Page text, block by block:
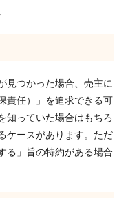
見つかった場合、売主に
責任）」を追求できる可
知っていた場合はもちろ
ケースがあります。ただ
る」旨の特約がある場合